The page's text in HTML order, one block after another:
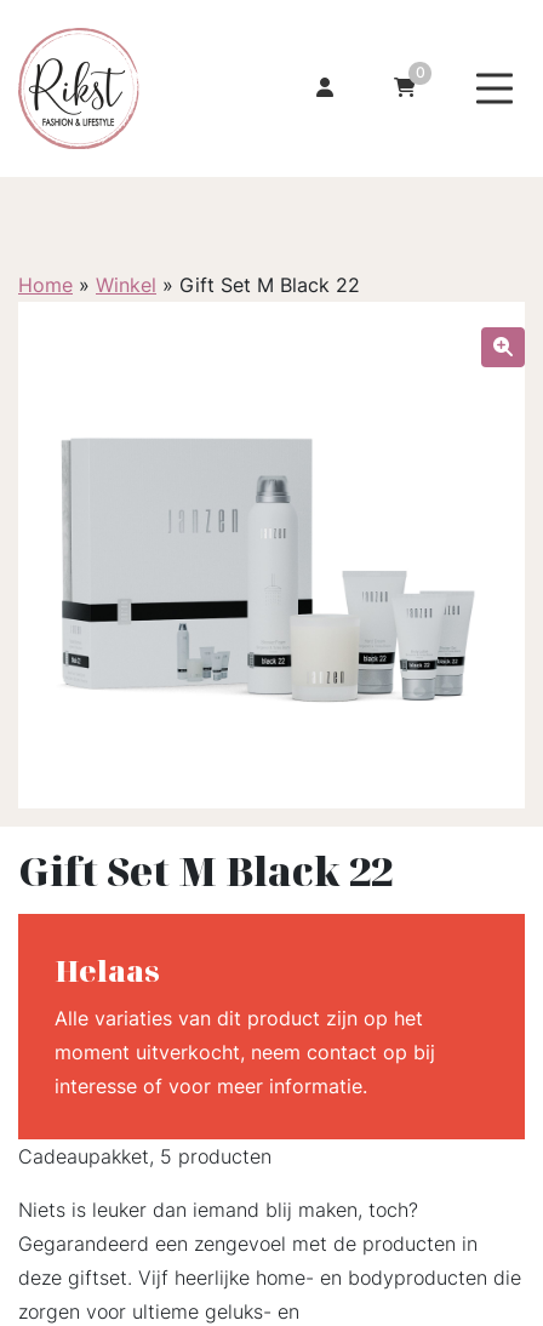
0
Home » Winkel » Gift Set M Black 22
Gift Set M Black 22
Helaas
Alle variaties van dit product zijn op het
moment uitverkocht, neem contact op bij
interesse of voor meer informatie.
Cadeaupakket, 5 producten
Niets is leuker dan iemand blij maken, toch?
Gegarandeerd een zengevoel met de producten in
deze giftset. Vijf heerlijke home- en bodyproducten die
zorgen voor ultieme geluks- en